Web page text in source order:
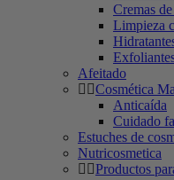
Cremas
Limpieza
Afeitado
Cosmética
Anticaída
Cuidado
Estuches de
Nutricosmetica
Productos